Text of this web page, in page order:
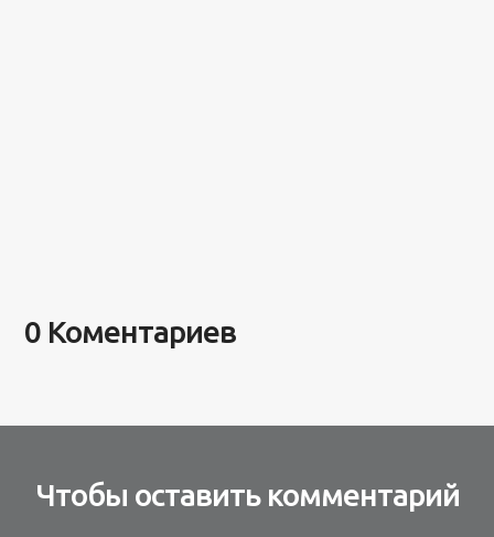
0 Коментариев
Чтобы оставить комментарий